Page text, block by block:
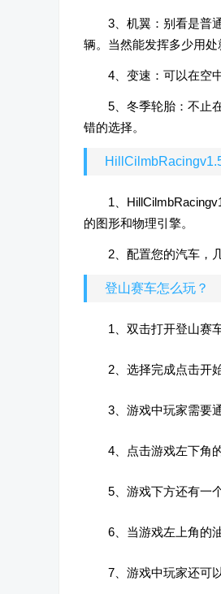
3、机翼：别看是普
辆。当然能发挥多少用
4、变速：可以在空
5、冬季轮胎：不止
错的选择。
1、
的图形和物理引擎。
2、配置您的汽车，
登山赛车怎么玩？
1、双击打开登山赛
2、选择完成点击开
3、游戏中玩家需要
4、点击游戏左下角
5、游戏下方还有一
6、当游戏左上角的
7、游戏中玩家还可